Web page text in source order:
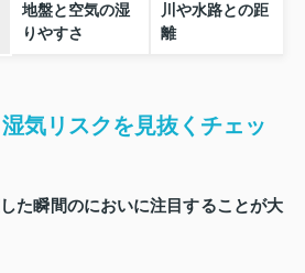
地盤と空気の湿
りやすさ
川や水路との距
離
気リスクを見抜くチェッ
た瞬間のにおいに注目することが大